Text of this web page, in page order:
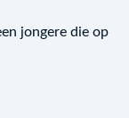
jongere die op